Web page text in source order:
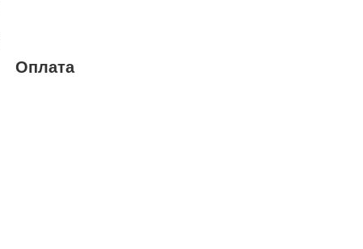
Оплата